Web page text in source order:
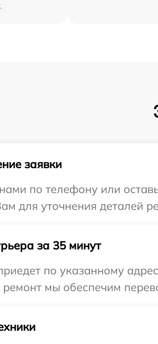
заявки
по телефону или
для уточнения деталей
за 35 минут
по указанному
мы обеспечим